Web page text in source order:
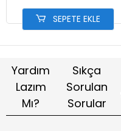
SEPETE EKLE
Yardım
Lazım
Mı?
Sıkça
Sorulan
Sorular